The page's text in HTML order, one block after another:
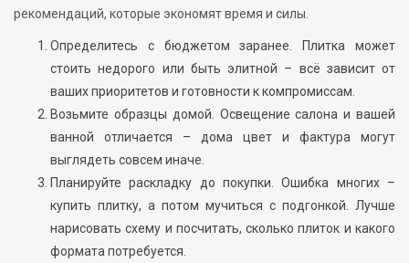
рекомендаций, которые экономят время и силы.
Определитесь с бюджетом заранее. Плитка может
стоить недорого или быть элитной – всё зависит от
ваших приоритетов и готовности к компромиссам.
Возьмите образцы домой. Освещение салона и вашей
ванной отличается – дома цвет и фактура могут
выглядеть совсем иначе.
Планируйте раскладку до покупки. Ошибка многих –
купить плитку, а потом мучиться с подгонкой. Лучше
нарисовать схему и посчитать, сколько плиток и какого
формата потребуется.